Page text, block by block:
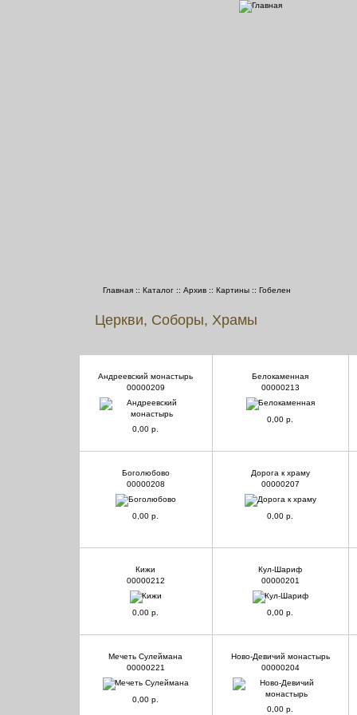
Главная :: Каталог :: Архив :: Картины :: Гобелен
Церкви, Соборы, Храмы
Андреевский монастырь
00000209
0,00 р.
Белокаменная
00000213
0,00 р.
Боголюбово
00000208
0,00 р.
Дорога к храму
00000207
0,00 р.
Кижи
00000212
0,00 р.
Кул-Шариф
00000201
0,00 р.
Мечеть Сулеймана
00000221
0,00 р.
Ново-Девичий монастырь
00000204
0,00 р.